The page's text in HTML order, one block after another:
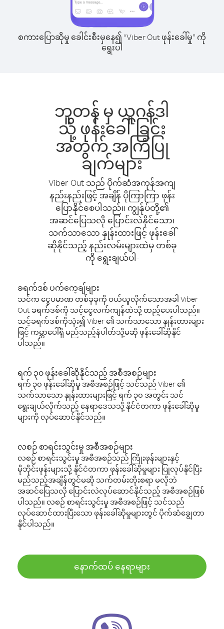
စကားပြောဆိုမှု ခေါင်းစီးမှနေ၍ “Viber Out ဖုန်းခေါ်မှု” ကို
ရွေးပါ
ဘူတန် မှ ယူဂန်ဒါ
သို့ ဖုန်းခေါ်ခြင်း
အတွက် အကြံပြု
ချက်များ
Viber Out သည် ပိုက်ဆံအကုန်အကျ
နည်းနည်းဖြင့် အချိန် ပိုကြာကြာ ဖုန်း
ပြောနိုင်စေပါသည်။ ကျွန်ုပ်တို့၏
အဆင်ပြေသလို ပြောင်းလဲနိုင်သော၊
သက်သာသော နှုန်းထားဖြင့် ဖုန်းခေါ်
ဆိုနိုင်သည့် နည်းလမ်းများထဲမှ တစ်ခု
ကို ရွေးချယ်ပါ-
ခရက်ဒစ် ပက်ကေ့ချ်များ
သင်က ငွေပမာဏ တစ်ခုခုကို ဝယ်ယူလိုက်သောအခါ Viber
Out ခရက်ဒစ်ကို သင့်ငွေလက်ကျန်ထဲသို့ ထည့်ပေးပါသည်။
သင့်ခရက်ဒစ်ကိုသုံး၍ Viber ၏ သက်သာသော နှုန်းထားများ
ဖြင့် ကမ္ဘာပေါ်ရှိ မည်သည့်နံပါတ်သို့မဆို ဖုန်းခေါ်ဆိုနိုင်
ပါသည်။
ရက် ၃၀ ဖုန်းခေါ်ဆိုနိုင်သည့် အစီအစဉ်များ
ရက် ၃၀ ဖုန်းခေါ်ဆိုမှု အစီအစဉ်ဖြင့် သင်သည် Viber ၏
သက်သာသော နှုန်းထားများဖြင့် ရက် ၃၀ အတွင်း သင်
ရွေးချယ်လိုက်သည့် နေရာဒေသသို့ နိုင်ငံတကာ ဖုန်းခေါ်ဆိုမှု
များကို လုပ်ဆောင်နိုင်သည်။
လစဉ် စာရင်းသွင်းမှု အစီအစဉ်များ
လစဉ် စာရင်းသွင်းမှု အစီအစဉ်သည် ကြိုးဖုန်းများနှင့်
မိုဘိုင်းဖုန်းများသို့ နိုင်ငံတကာ ဖုန်းခေါ်ဆိုမှုများ ပြုလုပ်နိုင်ပြီး
မည်သည့်အချိန်တွင်မဆို သက်တမ်းတိုးစရာ မလိုဘဲ
အဆင်ပြေသလို ပြောင်းလဲလုပ်ဆောင်နိုင်သည့် အစီအစဉ်ဖြစ်
ပါသည်။ လစဉ် စာရင်းသွင်းမှု အစီအစဉ်ဖြင့် သင်သည်
လုပ်ဆောင်ထားပြီးသော ဖုန်းခေါ်ဆိုမှုများတွင် ပိုက်ဆံချွေတာ
နိုင်ပါသည်။
နောက်ထပ် နေရာများ